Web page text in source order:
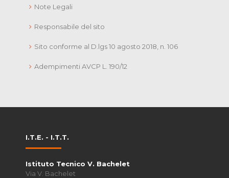
Note Legali
Responsabile del sito
Sito conforme al D.lgs 10 agosto 2018, n. 106
Adempimenti AVCP L. 190/12
I.T.E. - I.T.T.
Istituto Tecnico V. Bachelet
Via V. Bachelet